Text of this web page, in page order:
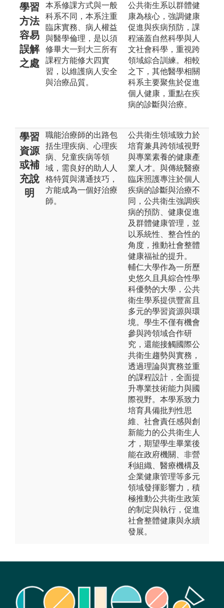
學習
方法
容易
誤解
之處
本系修課方式與一般
科系不同，本系注重
臨床實務、病人權益
與醫學倫理，是以須
修畢大一到大三所有
課程方能修大四實
習，以維護病人安全
與治療品質。
公共衛生系以群體健
康為核心，強調健康
促進與疾病預防，課
程涵蓋自然科學與人
文社會科學，重視跨
領域綜合訓練。相較
之下，其他醫學相關
科系主要聚焦於促進
個人健康，重點在疾
病的診斷與治療。
學習
資源
或補
充說
明
職能治療師的出路包
括生理疾病、心理疾
病、兒童疾病等領
域，需良好的助人人
格特質與溝通技巧，
方能成為一個好治療
師。
公共衛生領域致力於
培育兼具跨領域視野
與專業素養的健康產
業人才。與傳統醫療
臨床照護專注於個人
疾病的診斷與治療不
同，公共衛生強調疾
病的預防、健康促進
及群體健康管理，並
以系統性、整合性的
角度，推動社會整體
健康福祉的提升。
輔仁大學作為一所歷
史悠久且具綜合性學
科優勢的大學，公共
衛生學系提供豐富且
多元的學習資源與環
境。學生不僅有機會
參與跨領域合作研
究，還能接觸國際公
共衛生趨勢與實務，
透過理論與實務並重
的課程設計，全面提
升專業技術能力與國
際視野。本學系致力
培育具備批判性思
維、社會責任感與創
新能力的公共衛生人
才，期望學生畢業後
能在政府機關、非營
利組織、醫療機構及
企業健康管理等多元
領域發揮影響力，積
極推動公共衛生政策
的制定與執行，促進
社會整體健康與永續
發展。